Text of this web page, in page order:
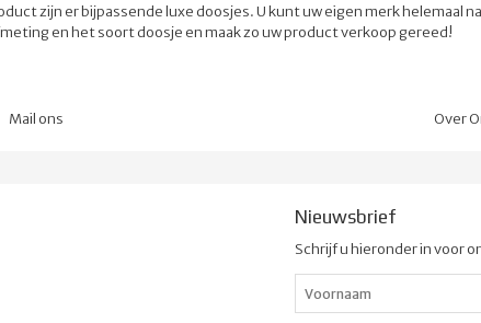
zijn er bijpassende luxe doosjes. U kunt uw eigen merk helemaal
en het soort doosje en maak zo uw product verkoop gereed!
Mail ons Over
Nieuwsbrief
Schrijf u hieronder in voor